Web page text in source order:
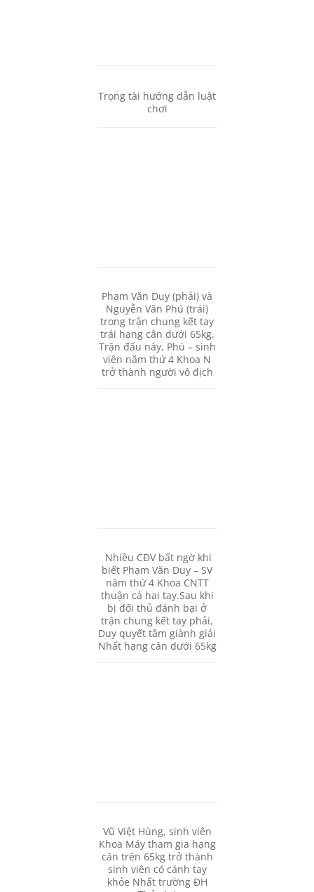
Trọng tài hướng dẫn luật
chơi
Phạm Văn Duy (phải) và
Nguyễn Văn Phú (trái)
trong trận chung kết tay
trái hạng cân dưới 65kg.
Trận đấu này, Phú – sinh
viên năm thứ 4 Khoa N
trở thành người vô địch
Nhiều CĐV bất ngờ khi
biết Phạm Văn Duy – SV
năm thứ 4 Khoa CNTT
thuận cả hai tay.Sau khi
bị đối thủ đánh bại ở
trận chung kết tay phải,
Duy quyết tâm giành giải
Nhất hạng cân dưới 65kg
Vũ Việt Hùng, sinh viên
Khoa Máy tham gia hạng
cân trên 65kg trở thành
sinh viên có cánh tay
khỏe Nhất trường ĐH